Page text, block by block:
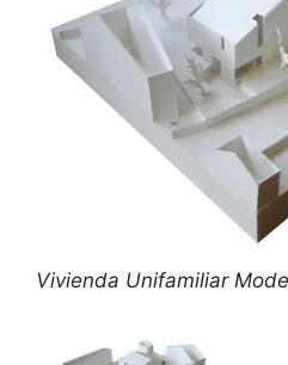
Vivienda Unifamiliar